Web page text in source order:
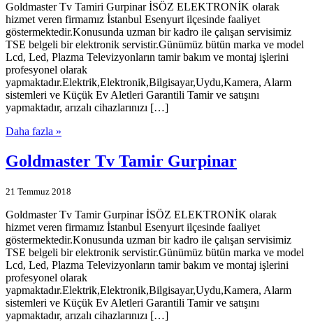
Goldmaster Tv Tamiri Gurpinar İSÖZ ELEKTRONİK olarak
hizmet veren firmamız İstanbul Esenyurt ilçesinde faaliyet
göstermektedir.Konusunda uzman bir kadro ile çalışan servisimiz
TSE belgeli bir elektronik servistir.Günümüz bütün marka ve model
Lcd, Led, Plazma Televizyonların tamir bakım ve montaj işlerini
profesyonel olarak
yapmaktadır.Elektrik,Elektronik,Bilgisayar,Uydu,Kamera, Alarm
sistemleri ve Küçük Ev Aletleri Garantili Tamir ve satışını
yapmaktadır, arızalı cihazlarınızı […]
Daha fazla »
Goldmaster Tv Tamir Gurpinar
21 Temmuz 2018
Goldmaster Tv Tamir Gurpinar İSÖZ ELEKTRONİK olarak
hizmet veren firmamız İstanbul Esenyurt ilçesinde faaliyet
göstermektedir.Konusunda uzman bir kadro ile çalışan servisimiz
TSE belgeli bir elektronik servistir.Günümüz bütün marka ve model
Lcd, Led, Plazma Televizyonların tamir bakım ve montaj işlerini
profesyonel olarak
yapmaktadır.Elektrik,Elektronik,Bilgisayar,Uydu,Kamera, Alarm
sistemleri ve Küçük Ev Aletleri Garantili Tamir ve satışını
yapmaktadır, arızalı cihazlarınızı […]